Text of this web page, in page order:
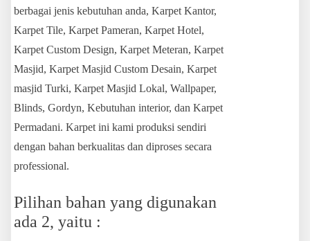
berbagai jenis kebutuhan anda, Karpet Kantor,
Karpet Tile, Karpet Pameran, Karpet Hotel,
Karpet Custom Design, Karpet Meteran, Karpet
Masjid, Karpet Masjid Custom Desain, Karpet
masjid Turki, Karpet Masjid Lokal, Wallpaper,
Blinds, Gordyn, Kebutuhan interior, dan Karpet
Permadani. Karpet ini kami produksi sendiri
dengan bahan berkualitas dan diproses secara
professional.
Pilihan bahan yang digunakan
ada 2, yaitu :